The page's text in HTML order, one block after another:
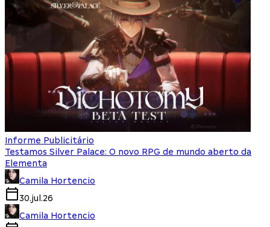
Informe Publicitário
Testamos Silver Palace: O novo RPG de mundo aberto da
Elementa
Camila Hortencio
30.jul.26
Camila Hortencio